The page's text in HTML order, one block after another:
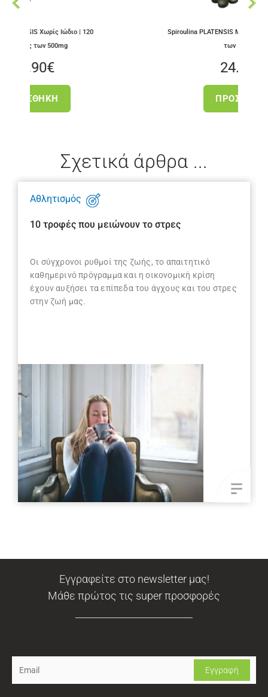
Spiroulina PLATENSIS Με Ιώδιο | 120 ταμπλέτες
Σχετικά άρθρα ...
Αθλητισμός
10 τροφές που μειώνουν το στρες
Οι σύγχρονοι ρυθμοί της ζωής, το απαιτητικό
καθημερινό πρόγραμμα και η οικονομική κρίση
έχουν αυξήσει τα επίπεδα του άγχους και του στρες
στην ζωή μας.
Εγγραφείτε στο newsletter μας!
Μάθε πρώτος τις super προσφορές